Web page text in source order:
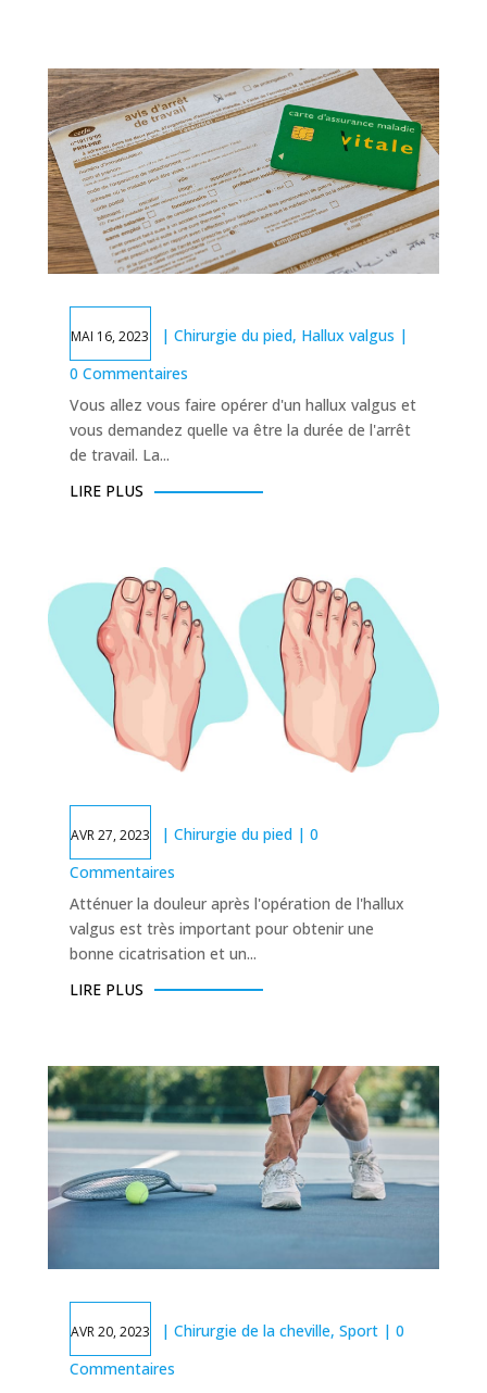
MAI 16, 2023 | Chirurgie du pied, Hallux valgus |
0 Commentaires
Vous allez vous faire opérer d'un hallux valgus et
vous demandez quelle va être la durée de l'arrêt
de travail. La...
LIRE PLUS
AVR 27, 2023 | Chirurgie du pied| 0
Commentaires
Atténuer la douleur après l'opération de l'hallux
valgus est très important pour obtenir une
bonne cicatrisation et un...
LIRE PLUS
AVR 20, 2023 | Chirurgie de la cheville, Sport| 0
Commentaires